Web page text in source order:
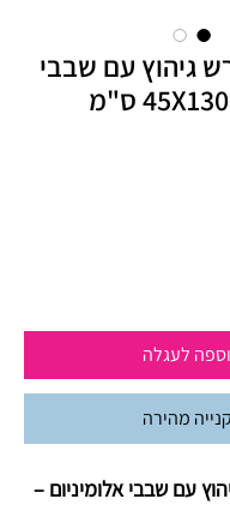
גיהוץ עם שבבי
אלומיניום – 45X130 ס"מ
לעגלה
מהירה
עם שבבי אלומיניום –